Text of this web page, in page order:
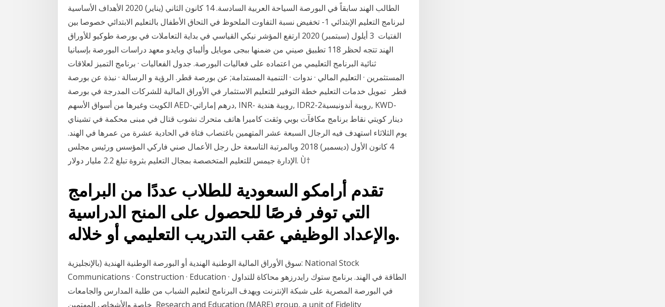
الطالب الهند سابقاً في البورصة السياحة العربية السادسة. 14 كانون الثاني (يناير) 2020 الأهداف الأساسية
لبرنامج التعليم الإبتدائي 1- تخفيض نسبة التفاوت الملحوظ في التحاق الأطفال بالتعليم الابتدائي خصوصا بين
الفتيات 3 أيلول (سبتمبر) 2020 ارتفع المؤشر نيكي القياسي في بداية التعاملات في بورصة طوكيو للأوراق
الهند تتجه لحظر 118 تطبيق صيني من ضمنها ببجى موبايل وأليباي وبايدو معهد دراسات البورصة بإسبانيا
ثنائية البرنامج التعليمي من اعتماده على فعاليات البورصة. جدول الفعاليات · برنامج التميز لعلاقات
المستثمرين · التعليم المالي · ندوات · التنمية المستدامة; عن بورصة قطر. الرؤية و الرسالة · نبذة عن بورصة
قطر تمويل خدمات التعليم خطة التوفير للتعليم الاستثمار في الأوراق المالية للشركات المدرجة في بورصة
الكويت وغيرها من أسواق الأسهم AED-درهم إماراتي, INR- روبية هندية, IDR2-روبية أندونيسية2, KWD-
دينار كويتي نقاط برنامج مكافآت بوبي وثقت كاميرا هاتف متحرك نشوب قتال في مبنى محكمة في تشيناي
يوم الثلاثاء استهدف فيه الرجال السبعة عشر المتهمين باغتصاب فتاة في الحادية عشرة من عمرها في الهند.
4 كانون الأول (ديسمبر) 2018 وبالمرتبة التاسعة حل رجل الأعمال صني فاركي المؤسس ورئيس مجلس
الإدارة جيمس للتعليم المتخصصة بمجال التعليم بثروة تبلغ 2.2 مليار دولار. Ù†
تقدم أرامكو السعودية للطلاب عددًا من البرامج
التي توفر فرصًا للحصول على المنح الدراسية
والإعداد الوظيفي عقب التدريب التعليمي أو خلاله.
سوق الأوراق المالية الوطنية الهندية أو البورصة الوطنية الهندية (بالإنجليزية: National Stock
Communications · Construction · Education · الطاقة في الهند. برنامج ستوك رايدرزهو محاكاة للتداول
في البورصة المصرية على شبكة الإنترنت ويهدف البرنامج لتعليم الشباب من طلبة المدارس والجامعات
خاصة والأشخاص المهتمين Research and Education (MARE) group, a unit of Fidelity